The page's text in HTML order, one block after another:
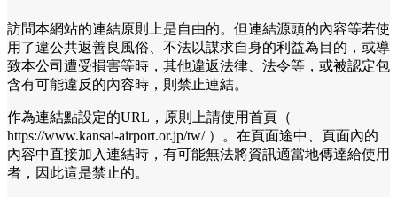
訪問本網站的連結原則上是自由的。但連結源頭的內容等若使
用了違公共返善良風俗、不法以謀求自身的利益為目的，或導
致本公司遭受損害等時，其他違返法律、法令等，或被認定包
含有可能違反的內容時，則禁止連結。
作為連結點設定的URL，原則上請使用首頁（
https://www.kansai-airport.or.jp/tw/ ）。在頁面途中、頁面內的
內容中直接加入連結時，有可能無法將資訊適當地傳達給使用
者，因此這是禁止的。